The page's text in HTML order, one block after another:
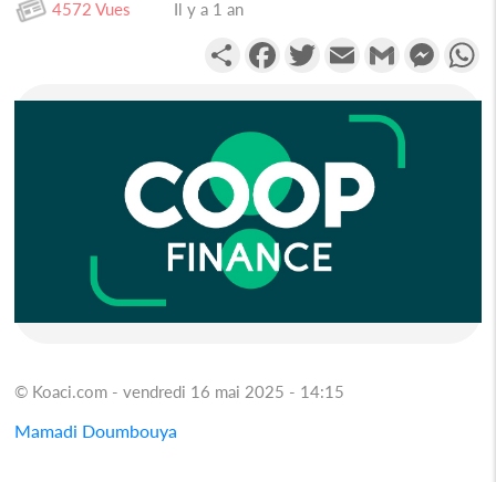
4572 Vues Il y a 1 an
PartagerFacebookTwitterEmail Gmail
© Koaci.com - vendredi 16 mai 2025 - 14:15
Mamadi Doumbouya